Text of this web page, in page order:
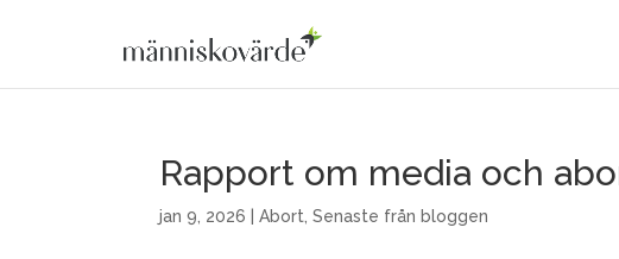
Rapport om media och
jan 9, 2026 |Abort ,Senaste från bloggen